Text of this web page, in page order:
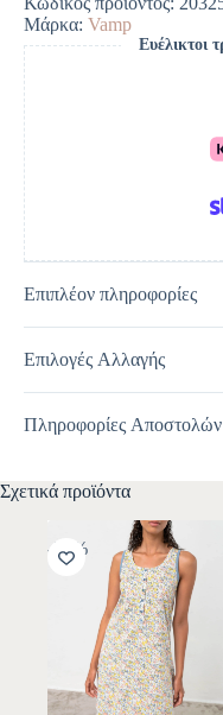
r
n
a
t
i
v
e
:
Μάρκα: Vamp
Ευέλικτοι
Επιπλέον πληροφορίες
Επιλογές Αλλαγής
Πληροφορίες Αποστολών
Σχετικά προϊόντα
-30%